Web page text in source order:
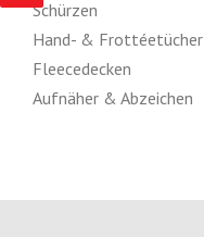
Schürzen
Hand- & Frottéetücher
Fleecedecken
Aufnäher & Abzeichen